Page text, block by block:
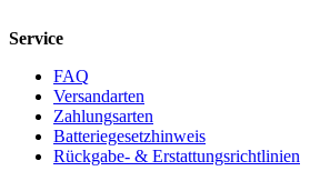
Service
FAQ
Versandarten
Zahlungsarten
Batteriegesetzhinweis
Rückgabe- & Erstattungsrichtlinien